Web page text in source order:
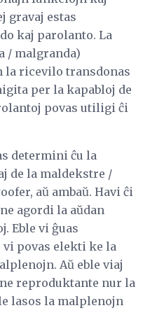
gravaj estas
kaj parolanto. La
/ malgranda)
la ricevilo transdonas
per la kapabloj de
povas utiligi ĉi
determini ĉu la
de la maldekstre /
aŭ ambaŭ. Havi ĉi
agordi la aŭdan
Eble vi ĝuas
vi povas elekti ke la
Aŭ eble viaj
reproduktante nur la
lasos la malplenojn